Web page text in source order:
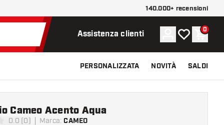
140.000+ recensioni
Assistenza clienti Account
La mia lista
0
PERSONALIZZATA NOVITÀ SALDI
0.0 (0) Marca: CAMEO
Cameo Acento Aqua